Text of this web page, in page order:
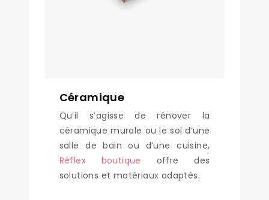
Céramique
Qu’il s’agisse de rénover la
céramique murale ou le sol d’une
salle de bain ou d’une cuisine,
Réflex boutique offre des
solutions et matériaux adaptés.